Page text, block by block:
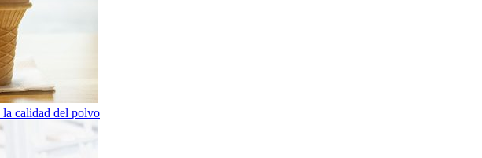
la calidad del polvo